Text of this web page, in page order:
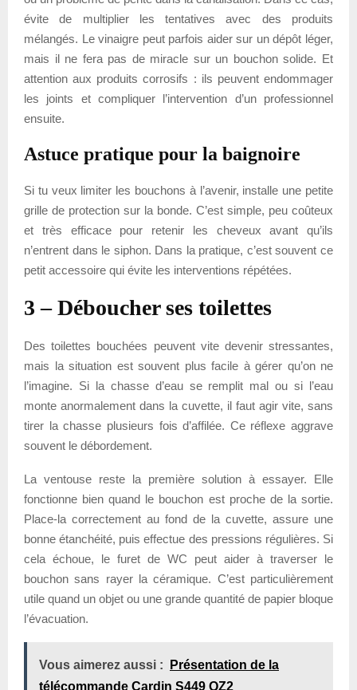
évite de multiplier les tentatives avec des produits
mélangés. Le vinaigre peut parfois aider sur un dépôt léger,
mais il ne fera pas de miracle sur un bouchon solide. Et
attention aux produits corrosifs : ils peuvent endommager
les joints et compliquer l’intervention d’un professionnel
ensuite.
Astuce pratique pour la baignoire
Si tu veux limiter les bouchons à l’avenir, installe une petite
grille de protection sur la bonde. C’est simple, peu coûteux
et très efficace pour retenir les cheveux avant qu’ils
n’entrent dans le siphon. Dans la pratique, c’est souvent ce
petit accessoire qui évite les interventions répétées.
3 – Déboucher ses toilettes
Des toilettes bouchées peuvent vite devenir stressantes,
mais la situation est souvent plus facile à gérer qu’on ne
l’imagine. Si la chasse d’eau se remplit mal ou si l’eau
monte anormalement dans la cuvette, il faut agir vite, sans
tirer la chasse plusieurs fois d’affilée. Ce réflexe aggrave
souvent le débordement.
La ventouse reste la première solution à essayer. Elle
fonctionne bien quand le bouchon est proche de la sortie.
Place-la correctement au fond de la cuvette, assure une
bonne étanchéité, puis effectue des pressions régulières. Si
cela échoue, le furet de WC peut aider à traverser le
bouchon sans rayer la céramique. C’est particulièrement
utile quand un objet ou une grande quantité de papier bloque
l’évacuation.
Vous aimerez aussi :
Présentation de la
télécommande Cardin S449 QZ2